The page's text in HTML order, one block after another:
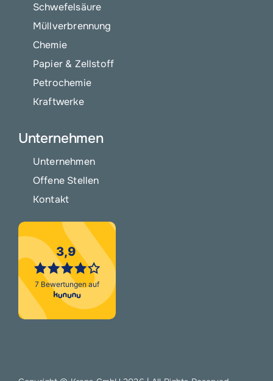
Schwefelsäure
Müllverbrennung
Chemie
Papier & Zellstoff
Petrochemie
Kraftwerke
Unternehmen
Unternehmen
Offene Stellen
Kontakt